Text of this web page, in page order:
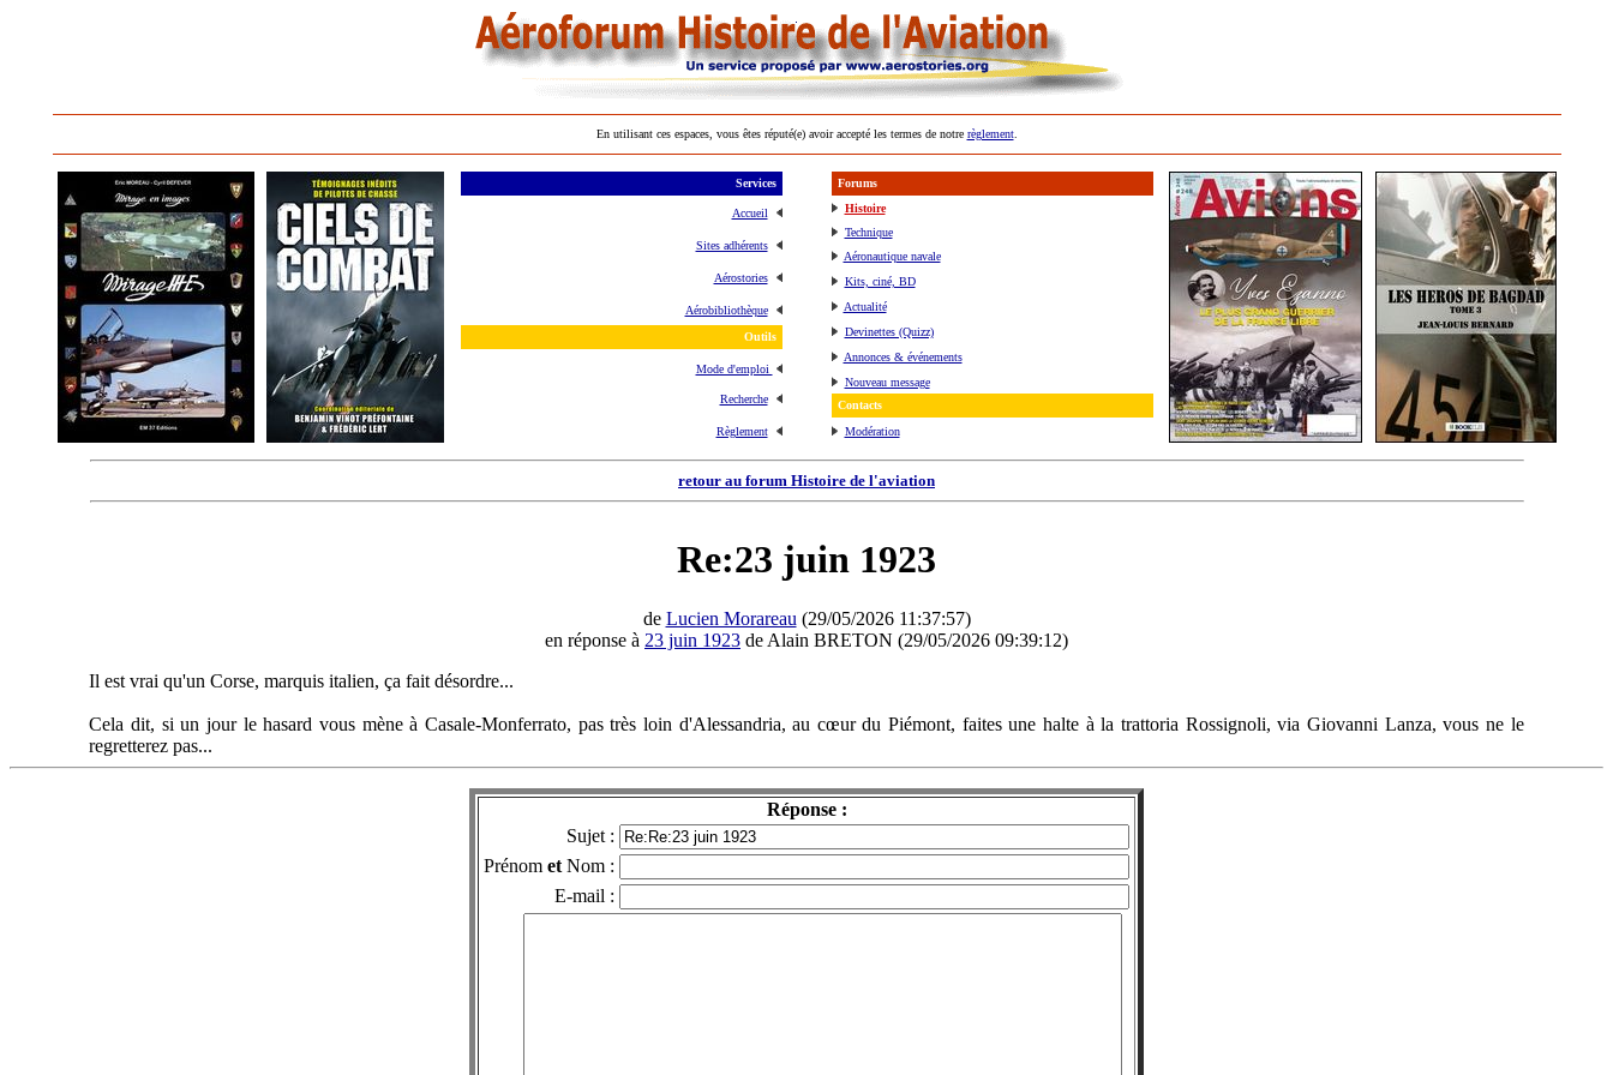
En utilisant ces espaces, vous êtes réputé(e) avoir accepté les termes de notre règlement.
Services
Accueil
Sites adhérents
Aérostories
Aérobibliothèque
Outils
Mode d'emploi
Recherche
Règlement
Forums
Histoire
Technique
Aéronautique navale
Kits, ciné, BD
Actualité
Devinettes (Quizz)
Annonces & événements
Nouveau message
Contacts
Modération
retour au forum Histoire de l'aviation
Re:23 juin 1923
de Lucien Morareau (29/05/2026 11:37:57)
en réponse à 23 juin 1923 de Alain BRETON (29/05/2026 09:39:12)
Il est vrai qu'un Corse, marquis italien, ça fait désordre...
Cela dit, si un jour le hasard vous mène à Casale-Monferrato, pas très loin d'Alessandria, au cœur du Piémont, faites une halte à la trattoria Rossignoli, via Giovanni Lanza, vous ne le
regretterez pas...
Réponse :
Sujet :
Prénom et Nom :
E-mail :